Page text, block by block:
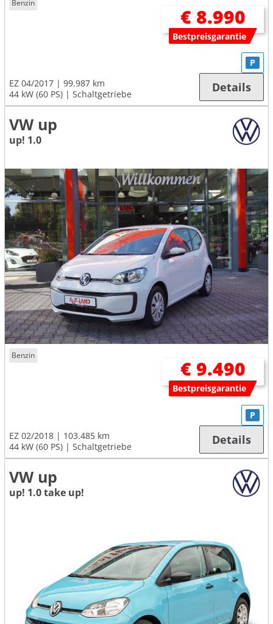
Benzin
€ 8.990
Bestpreisgarantie
EZ 04/2017
99.987 km
44 kW (60 PS)
Schaltgetriebe
P
Details
VW up
up! 1.0
Benzin
€ 9.490
Bestpreisgarantie
EZ 02/2018
103.485 km
44 kW (60 PS)
Schaltgetriebe
P
Details
VW up
up! 1.0 take up!